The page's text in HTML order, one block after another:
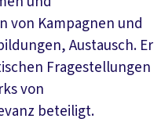
von Kampagnen und
Austausch. Er
Fragestellungen
von
beteiligt.